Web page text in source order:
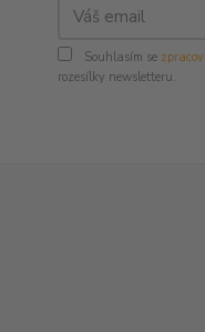
Souhlasím se
rozesílky newsletteru.